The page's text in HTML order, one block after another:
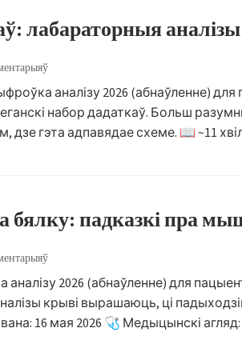
лабараторныя
аналізу 2026 (абнаўленне)
набор дадаткаў. Больш
дзе гэта адпавядае схеме. 📖 ~11
бялку: падказкі пра
2026 (абнаўленне) для
крыві вырашаюць, ці
16 мая 2026 🩺 Медыцынскі